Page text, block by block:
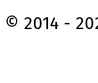
© 2014 -